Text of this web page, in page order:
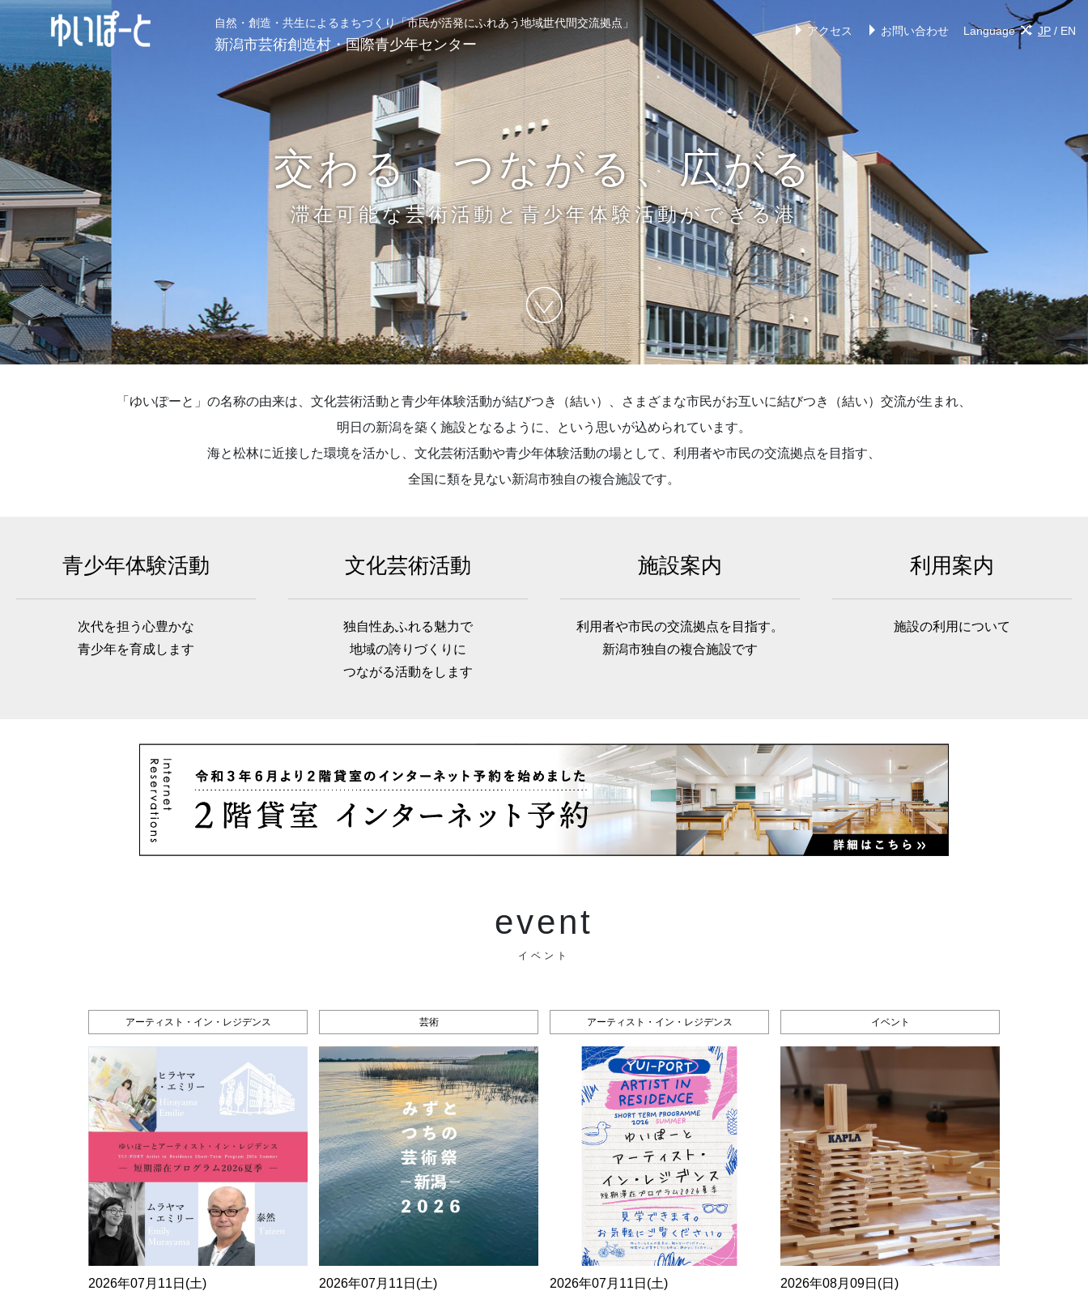
交わる、つながる、広がる
滞在可能な芸術活動と青少年体験活動ができる港
「ゆいぽーと」の名称の由来は、文化芸術活動と青少年体験活動が結びつき（結い）、さまざまな市民がお互いに結びつき（結い）交流が生まれ、
明日の新潟を築く施設となるように、という思いが込められています。
海と松林に近接した環境を活かし、文化芸術活動や青少年体験活動の場として、利用者や市民の交流拠点を目指す、
全国に類を見ない新潟市独自の複合施設です。
自然・創造・共生によるまちづくり「市民が活発にふれあう地域世代間交流拠点」
新潟市芸術創造村・国際青少年センター
アクセス お問い合わせ Language JP / EN
青少年体験活動
次代を担う心豊かな
青少年を育成します
文化芸術活動
独自性あふれる魅力で
地域の誇りづくりに
つながる活動をします
施設案内
利用者や市民の交流拠点を目指す。
新潟市独自の複合施設です
利用案内
施設の利用について
event
イベント
アーティスト・イン・レジデンス
2026年07月11日(土)
芸術
2026年07月11日(土)
アーティスト・イン・レジデンス
2026年07月11日(土)
イベント
2026年08月09日(日)